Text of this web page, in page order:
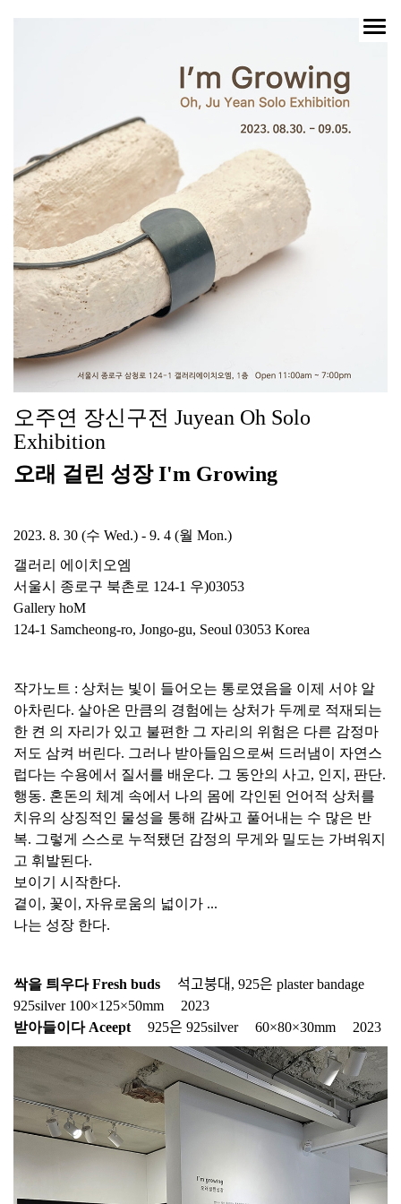
오주연 장신구전 Juyean Oh Solo
Exhibition
오래 걸린 성장 I'm Growing
2023. 8. 30 (수 Wed.) - 9. 4 (월 Mon.)
갤러리 에이치오엠
서울시 종로구 북촌로 124-1 우)03053
Gallery hoM
124-1 Samcheong-ro, Jongo-gu, Seoul 03053 Korea
작가노트 : 상처는 빛이 들어오는 통로였음을 이제 서야 알
아차린다. 살아온 만큼의 경험에는 상처가 두께로 적재되는
한 켠 의 자리가 있고 불편한 그 자리의 위험은 다른 감정마
저도 삼켜 버린다. 그러나 받아들임으로써 드러냄이 자연스
럽다는 수용에서 질서를 배운다. 그 동안의 사고, 인지, 판단.
행동. 혼돈의 체계 속에서 나의 몸에 각인된 언어적 상처를
치유의 상징적인 물성을 통해 감싸고 풀어내는 수 많은 반
복. 그렇게 스스로 누적됐던 감정의 무게와 밀도는 가벼워지
고 휘발된다.
보이기 시작한다.
곁이, 꽃이, 자유로움의 넓이가 ...
나는 성장 한다.
싹을 틔우다 Fresh buds ﾠ 석고붕대, 925은 plaster bandageﾠ
925silver 100×125×50mmﾠ 2023
받아들이다 Aceept ﾠ 925은 925silverﾠ 60×80×30mmﾠ 2023